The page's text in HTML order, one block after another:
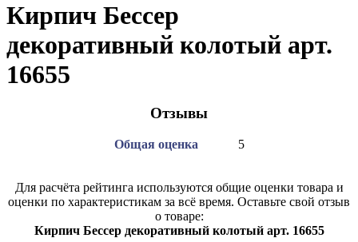
Кирпич Бессер
декоративный колотый арт.
16655
Отзывы
Общая оценка 5
Для расчёта рейтинга используются общие оценки товара и
оценки по характеристикам за всё время. Оставьте свой отзыв
о товаре:
Кирпич Бессер декоративный колотый арт. 16655